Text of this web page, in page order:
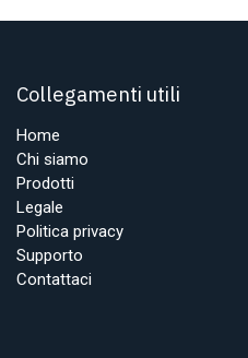
Collegamenti utili
Home
Chi siamo
Prodotti
Legale
Politica privacy
Supporto
Contattaci